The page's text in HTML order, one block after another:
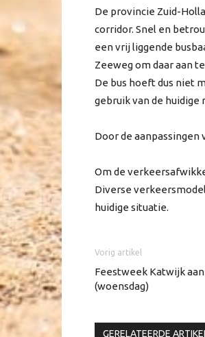
De provincie Zuid-
corridor. Snel en
een vrij liggende
Zeeweg om daar aan
De bus hoeft dus niet
gebruik van de huidige
Door de aanpassingen
Om de
Diverse
huidige situatie.
Vorig artikel
Feestweek Katwijk
(woensdag)
GERELATEERDE